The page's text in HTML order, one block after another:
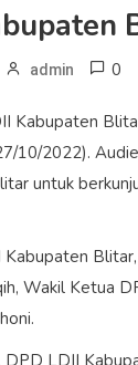
admin 0
Kabupaten
10/2022).
untuk
Wakil Ketua
DPD LDII